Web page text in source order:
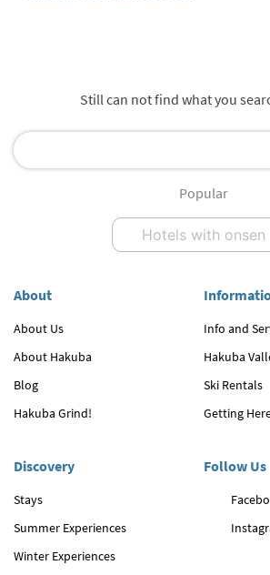
Still can not find what you
Popular
Hotels with onsen
About
About Us
About Hakuba
Blog
Hakuba Grind!
Info and
Hakuba
Ski Rentals
Getting
Discovery
Stays
Summer Experiences
Winter Experiences
Follow Us